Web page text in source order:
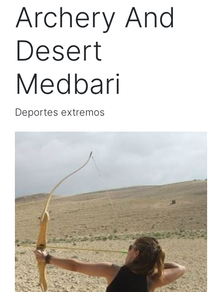
Archery And
Desert
Medbari
Deportes extremos